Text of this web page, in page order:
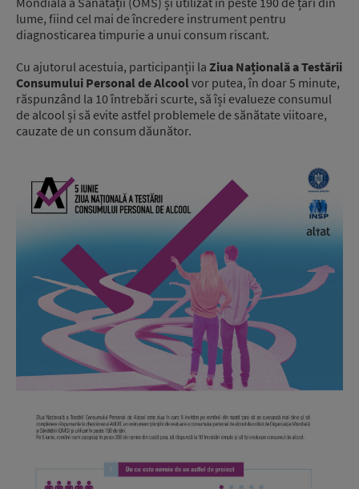
lume, fiind cel mai de încredere instrument pentru
diagnosticarea timpurie a unui consum riscant.
Cu ajutorul acestuia, participanții la Ziua Națională a Testării
Consumului Personal de Alcoolvor putea, în doar 5 minute,
răspunzând la 10 întrebări scurte, să își evalueze consumul
de alcool și să evite astfel problemele de sănătate viitoare,
cauzate de un consum dăunător.